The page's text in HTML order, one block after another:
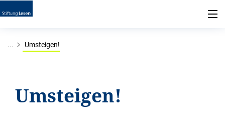
... Umsteigen!
Umsteigen!